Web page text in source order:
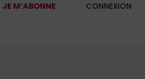
JE M’ABONNE
CONNEXION